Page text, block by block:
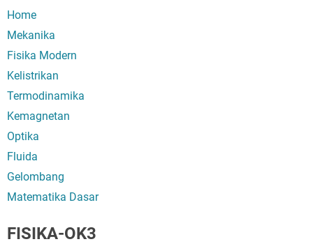
Home
Mekanika
Fisika Modern
Kelistrikan
Termodinamika
Kemagnetan
Optika
Fluida
Gelombang
Matematika Dasar
FISIKA-OK3